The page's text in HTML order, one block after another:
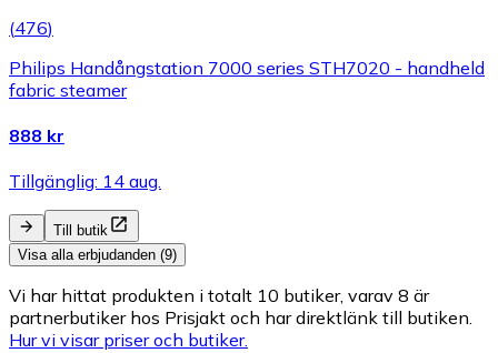
(476)
Philips Handångstation 7000 series STH7020 - handheld
fabric steamer
888 kr
Tillgänglig: 14 aug.
Till butik
Visa alla erbjudanden (9)
Vi har hittat produkten i totalt 10 butiker, varav 8 är
partnerbutiker hos Prisjakt och har direktlänk till butiken.
Hur vi visar priser och butiker.